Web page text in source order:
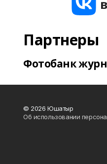
Партнеры
Фотобанк
© 2026 Юшатыр
Об использовании